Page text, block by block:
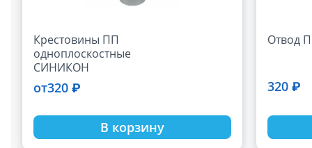
Крестовины ПП
одноплоскостные
СИНИКОН
от320 ₽
В корзину
Отвод
320 ₽